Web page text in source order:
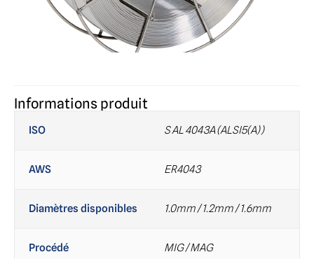
Informations produit
ISO S AL 4043A (ALSI5(A))
AWS ER4043
Diamètres disponibles 1.0mm / 1.2mm / 1.6mm
Procédé MIG / MAG